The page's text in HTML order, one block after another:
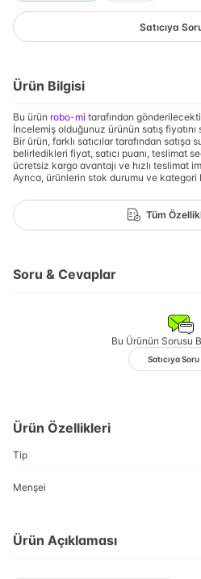
Satıcıya
Ürün Bilgisi
Bu ürün robo-mi tarafından
İncelemiş olduğunuz ürünün satış fiyatını
Bir ürün, farklı satıcılar tarafından satışa
belirledikleri fiyat, satıcı puanı, teslimat
ücretsiz kargo avantajı ve hızlı teslimat
Ayrıca, ürünlerin stok durumu ve kategori
Tüm
Soru & Cevaplar
Bu Ürünün Sorusu
Satıcıya Soru
Ürün Özellikleri
Tip
Menşei
Ürün Açıklaması